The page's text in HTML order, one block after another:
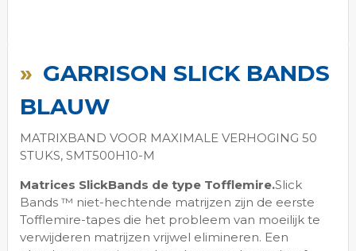
GARRISON SLICK BANDS
BLAUW
MATRIXBAND VOOR MAXIMALE VERHOGING 50
STUKS, SMT500H10-M
Matrices SlickBands de type Tofflemire.Slick
Bands ™ niet-hechtende matrijzen zijn de eerste
Tofflemire-tapes die het probleem van moeilijk te
verwijderen matrijzen vrijwel elimineren. Een
het
van
afbeeldingen-
gallerij